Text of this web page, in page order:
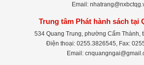
Email:
Trung tâm Phát hành sách tại
534 Quang Trung, phường Cẩm Thành,
Điện thoại: 0255.3826545, Fax:
Email: